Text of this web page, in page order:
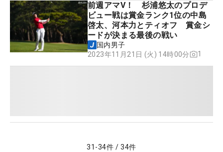
前週アマV！ 杉浦悠太のプロデ
ビュー戦は賞金ランク1位の中島
啓太、河本力とティオフ 賞金シ
ードが決まる最後の戦い
国内男子
2023年11月21日 (火) 14時00分
1
31 -34件 / 34件